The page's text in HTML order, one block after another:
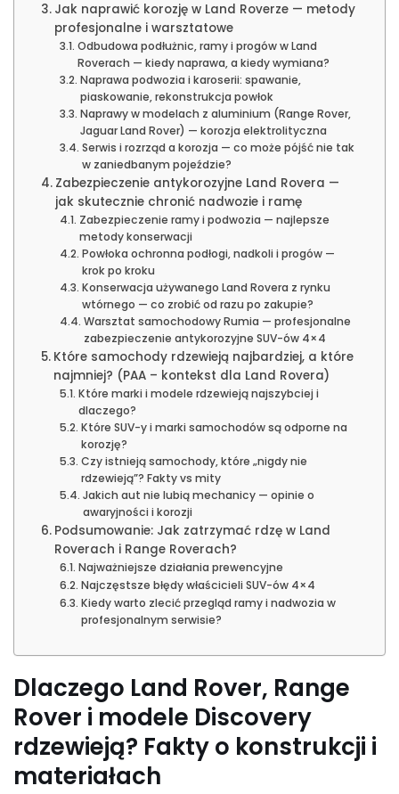
Jak naprawić korozję w Land Roverze — metody
profesjonalne i warsztatowe
Odbudowa podłużnic, ramy i progów w Land
Roverach — kiedy naprawa, a kiedy wymiana?
Naprawa podwozia i karoserii: spawanie,
piaskowanie, rekonstrukcja powłok
Naprawy w modelach z aluminium (Range Rover,
Jaguar Land Rover) — korozja elektrolityczna
Serwis i rozrząd a korozja — co może pójść nie tak
w zaniedbanym pojeździe?
Zabezpieczenie antykorozyjne Land Rovera —
jak skutecznie chronić nadwozie i ramę
Zabezpieczenie ramy i podwozia — najlepsze
metody konserwacji
Powłoka ochronna podłogi, nadkoli i progów —
krok po kroku
Konserwacja używanego Land Rovera z rynku
wtórnego — co zrobić od razu po zakupie?
Warsztat samochodowy Rumia — profesjonalne
zabezpieczenie antykorozyjne SUV-ów 4×4
Które samochody rdzewieją najbardziej, a które
najmniej? (PAA – kontekst dla Land Rovera)
Które marki i modele rdzewieją najszybciej i
dlaczego?
Które SUV-y i marki samochodów są odporne na
korozję?
Czy istnieją samochody, które „nigdy nie
rdzewieją”? Fakty vs mity
Jakich aut nie lubią mechanicy — opinie o
awaryjności i korozji
Podsumowanie: Jak zatrzymać rdzę w Land
Roverach i Range Roverach?
Najważniejsze działania prewencyjne
Najczęstsze błędy właścicieli SUV-ów 4×4
Kiedy warto zlecić przegląd ramy i nadwozia w
profesjonalnym serwisie?
Dlaczego Land Rover, Range
Rover i modele Discovery
rdzewieją? Fakty o konstrukcji i
materiałach